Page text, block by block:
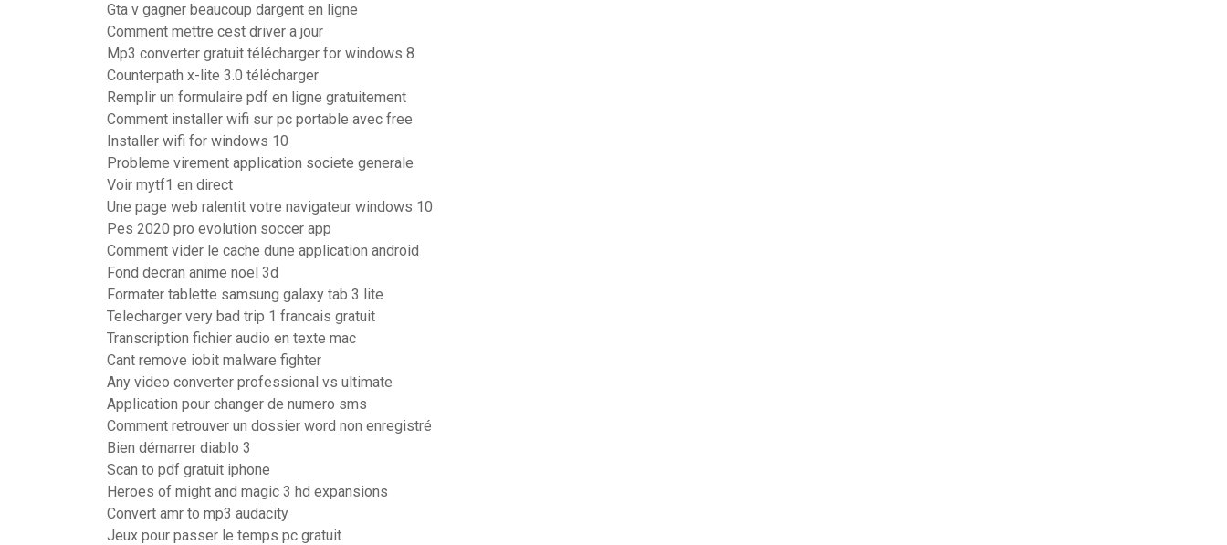
Gta v gagner beaucoup dargent en ligne
Comment mettre cest driver a jour
Mp3 converter gratuit télécharger for windows 8
Counterpath x-lite 3.0 télécharger
Remplir un formulaire pdf en ligne gratuitement
Comment installer wifi sur pc portable avec free
Installer wifi for windows 10
Probleme virement application societe generale
Voir mytf1 en direct
Une page web ralentit votre navigateur windows 10
Pes 2020 pro evolution soccer app
Comment vider le cache dune application android
Fond decran anime noel 3d
Formater tablette samsung galaxy tab 3 lite
Telecharger very bad trip 1 francais gratuit
Transcription fichier audio en texte mac
Cant remove iobit malware fighter
Any video converter professional vs ultimate
Application pour changer de numero sms
Comment retrouver un dossier word non enregistré
Bien démarrer diablo 3
Scan to pdf gratuit iphone
Heroes of might and magic 3 hd expansions
Convert amr to mp3 audacity
Jeux pour passer le temps pc gratuit